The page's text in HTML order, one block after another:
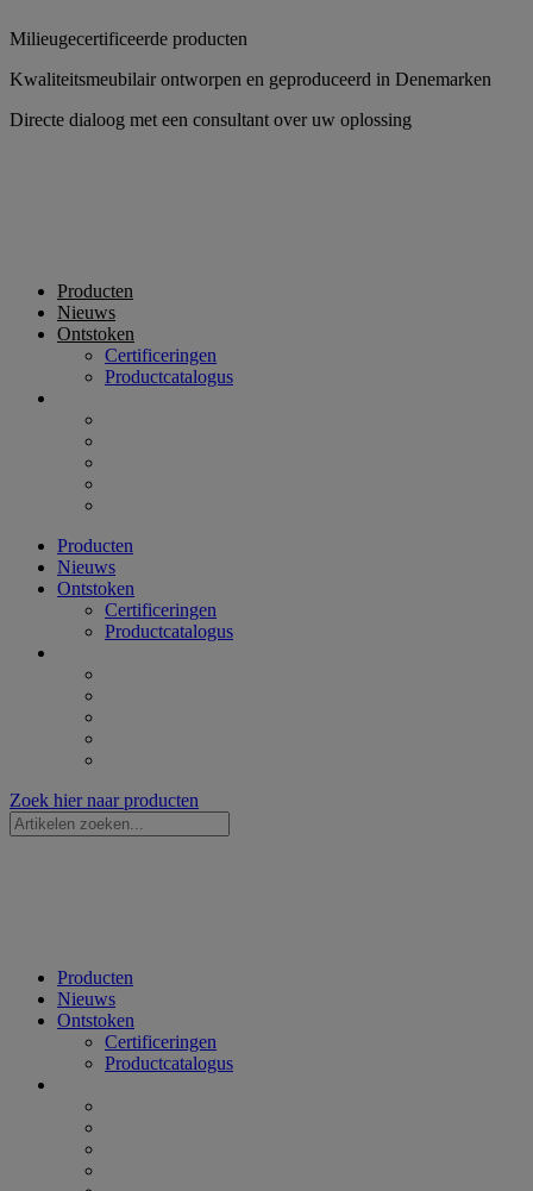
naar
Milieugecertificeerde producten
Kwaliteitsmeubilair ontworpen en geproduceerd in Denemarken
Directe dialoog met een consultant over uw oplossing
Producten
Nieuws
Ontstoken
Certificeringen
Productcatalogus
Producten
Nieuws
Ontstoken
Certificeringen
Productcatalogus
Zoek hier naar producten
Zoekopdracht
...
Producten
Nieuws
Ontstoken
Certificeringen
Productcatalogus